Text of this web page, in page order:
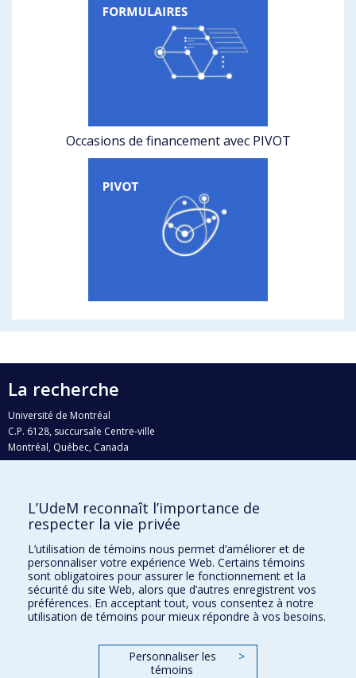
Occasions de financement avec PIVOT
La recherche
Université de Montréal
C.P. 6128, succursale Centre-ville
Montréal, Québec, Canada
H3C 3J7
Qui fait quoi?
Nous trouver
Plan du site
Accessibilité
L’UdeM reconnaît l’importance de
respecter la vie privée
L’utilisation de témoins nous permet d’améliorer et de
personnaliser votre expérience Web. Certains témoins
sont obligatoires pour assurer le fonctionnement et la
sécurité du site Web, alors que d’autres enregistrent vos
préférences. En acceptant tout, vous consentez à notre
utilisation de témoins pour mieux répondre à vos besoins.
Personnaliser les
témoins
>